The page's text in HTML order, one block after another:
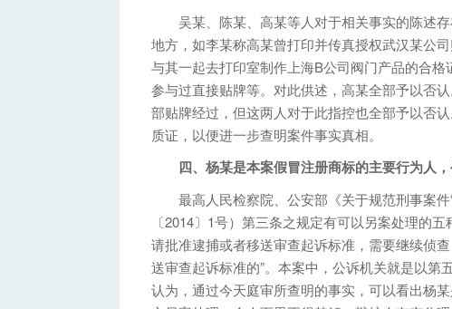
吴某、陈某、高某等人对于相关事实的陈述存
地方，如李某称高某曾打印并传真授权武汉某公
与其一起去打印室制作上海B公司阀门产品的合
参与过直接贴牌等。对此供述，高某全部予以否
部贴牌经过，但这两人对于此指控也全部予以否
质证，以便进一步查明案件事实真相。
四、杨某是本案假冒注册商标的主要行为人，
最高人民检察院、公安部《关于规范刑事案件
〔2014〕1号）第三条之规定有可以另案处理的
请批准逮捕或者移送审查起诉标准，需要继续侦
送审查起诉标准的”。本案中，公诉机关就是以第
认为，通过今天庭审所查明的事实，可以看出杨